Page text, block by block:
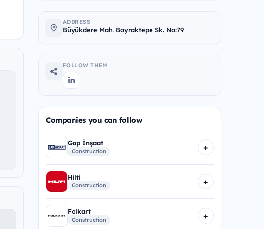
ADDRESS
Büyükdere Mah. Bayraktepe Sk. No:79
FOLLOW THEM
Companies you can follow
Gap İnşaat
Construction +
Hilti
Construction +
Folkart
Construction +